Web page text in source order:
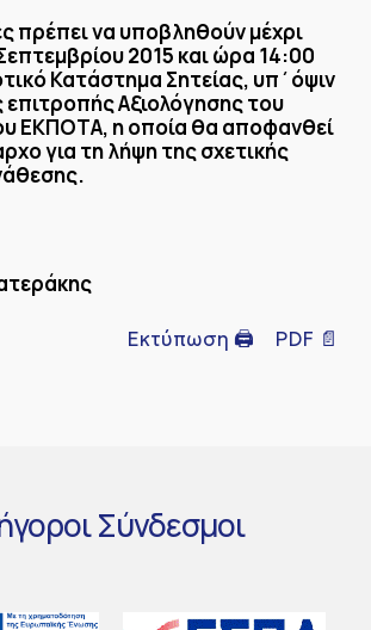
πρέπει να υποβληθούν μέχρι
2015 και ώρα 14:00
Κατάστημα Σητείας, υπ΄όψιν
επιτροπής Αξιολόγησης του
ΕΚΠΟΤΑ, η οποία θα αποφανθεί
για τη λήψη της σχετικής
Εκτύπωση 🖨 PDF 📄
Σύνδεσμοι